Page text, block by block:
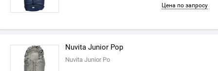
Цена по запросу
Nuvita Junior Pop
Nuvita Junior Po